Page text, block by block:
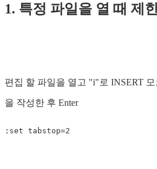
1. 특정 파일을 열 때 제
편집 할 파일을 열고 "i"로 INSERT
을 작성한 후 Enter